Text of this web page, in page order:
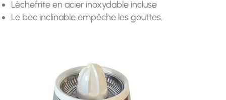
Lèchefrite en acier inoxydable incluse
Le bec inclinable empêche les gouttes.